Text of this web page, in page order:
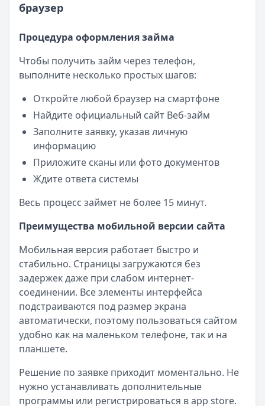
браузер
Процедура оформления займа
Чтобы получить займ через телефон,
выполните несколько простых шагов:
Откройте любой браузер на смартфоне
Найдите официальный сайт Веб-займ
Заполните заявку, указав личную
информацию
Приложите сканы или фото документов
Ждите ответа системы
Весь процесс займет не более 15 минут.
Преимущества мобильной версии сайта
Мобильная версия работает быстро и
стабильно. Страницы загружаются без
задержек даже при слабом интернет-
соединении. Все элементы интерфейса
подстраиваются под размер экрана
автоматически, поэтому пользоваться сайтом
удобно как на маленьком телефоне, так и на
планшете.
Решение по заявке приходит моментально. Не
нужно устанавливать дополнительные
программы или регистрироваться в app store.